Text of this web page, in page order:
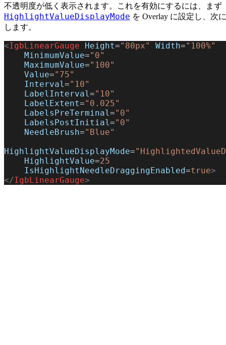
不透明度が低く表示されます。これを有効にするには、まず
HighlightValueDisplayMode を Overlay に設定し、次
します。
<IgbLinearGauge Height="80px" Width="100%"
    MinimumValue
="0"
    MaximumValue
="100"
    Value
="75"
    Interval
="10"
    LabelInterval
="10"
    LabelExtent
="0.025"
    LabelsPreTerminal
="0"
    LabelsPostInitial
="0"
    NeedleBrush
="Blue"
HighlightValueDisplayMode=
    HighlightValue
=25
    IsHighlightNeedleDraggingEnabled
=true>
</IgbLinearGauge>